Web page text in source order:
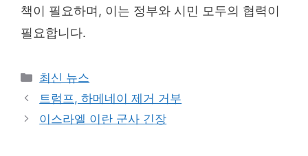
책이 필요하며, 이는 정부와 시민 모두의 협력이
필요합니다.
Categories
최신 뉴스
트럼프, 하메네이 제거 거부
이스라엘 이란 군사 긴장